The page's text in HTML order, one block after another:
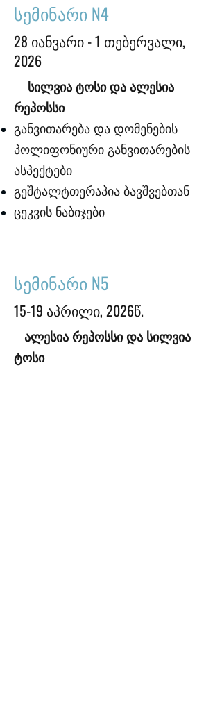
სემინარი N4
28 იანვარი - 1 თებერვალი,
2026
სილვია ტოსი და ალესია
რეპოსსი
განვითარება და დომენების
პოლიფონიური განვითარების
ასპექტები
გეშტალტთერაპია ბავშვებთან
ცეკვის ნაბიჯები
სემინარი N5
15-19 აპრილი, 2026წ.
ალესია რეპოსსი და სილვია
ტოსი